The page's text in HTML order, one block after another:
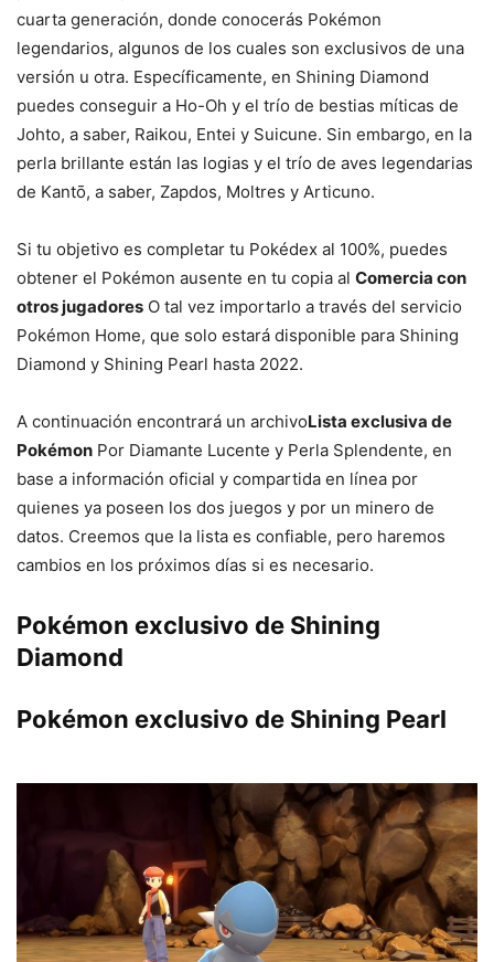
cuarta generación, donde conocerás Pokémon
legendarios, algunos de los cuales son exclusivos de una
versión u otra. Específicamente, en Shining Diamond
puedes conseguir a Ho-Oh y el trío de bestias míticas de
Johto, a saber, Raikou, Entei y Suicune. Sin embargo, en la
perla brillante están las logias y el trío de aves legendarias
de Kantō, a saber, Zapdos, Moltres y Articuno.
Si tu objetivo es completar tu Pokédex al 100%, puedes
obtener el Pokémon ausente en tu copia al Comercia con
otros jugadores O tal vez importarlo a través del servicio
Pokémon Home, que solo estará disponible para Shining
Diamond y Shining Pearl hasta 2022.
A continuación encontrará un archivoLista exclusiva de
Pokémon Por Diamante Lucente y Perla Splendente, en
base a información oficial y compartida en línea por
quienes ya poseen los dos juegos y por un minero de
datos. Creemos que la lista es confiable, pero haremos
cambios en los próximos días si es necesario.
Pokémon exclusivo de Shining
Diamond
Pokémon exclusivo de Shining Pearl